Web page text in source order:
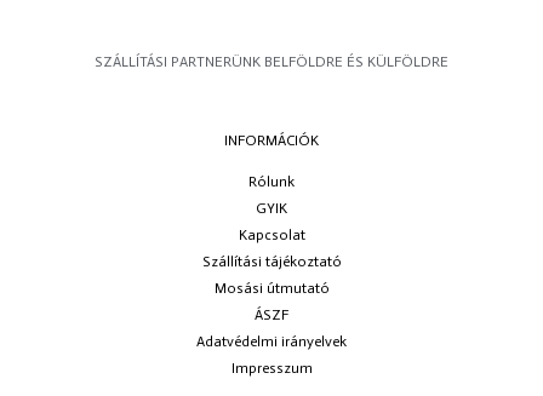
SZÁLLÍTÁSI PARTNERÜNK BELFÖLDRE ÉS KÜLFÖLDRE
INFORMÁCIÓK
Rólunk
GYIK
Kapcsolat
Szállítási tájékoztató
Mosási útmutató
ÁSZF
Adatvédelmi irányelvek
Impresszum